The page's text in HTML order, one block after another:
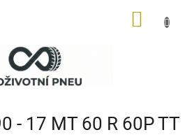
- 17 MT 60 R 60P TT